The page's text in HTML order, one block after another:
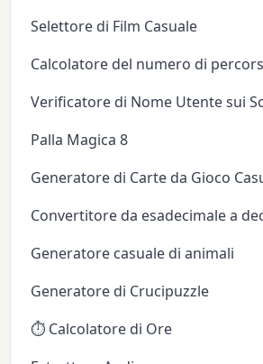
Selettore di Film Casuale
Calcolatore del numero di
Verificatore di Nome Utente sui
Palla Magica 8
Generatore di Carte da Gioco
Convertitore da esadecimale a
Generatore casuale di animali
Generatore di Crucipuzzle
⏱️ Calcolatore di Ore